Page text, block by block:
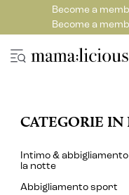
Become a
Become a
CATEGORIE IN
Intimo &
la notte
Abbigliamento sport